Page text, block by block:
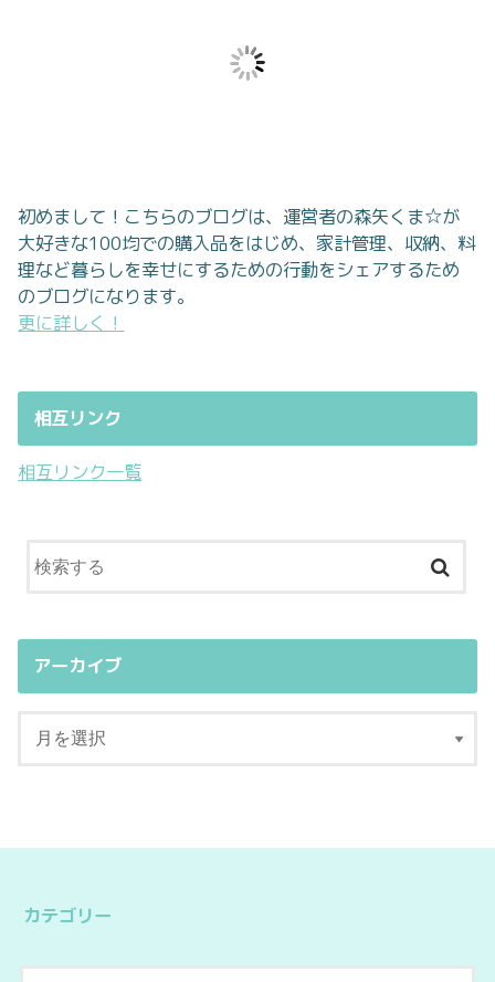
初めまして！こちらのブログは、運営者の森矢くま☆が
大好きな100均での購入品をはじめ、家計管理、収納、料
理など暮らしを幸せにするための行動をシェアするため
のブログになります。
更に詳しく！
相互リンク
相互リンク一覧
アーカイブ
カテゴリー